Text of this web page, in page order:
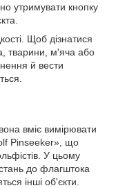
утримувати кнопку
дізнатися
тварини, м'яча або
й вести
вміє вимірювати
Pinseeker», що
У цьому
до флагштока
інші об'єкти.